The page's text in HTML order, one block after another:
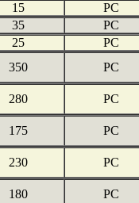
15 PC
35 PC
25 PC
350 PC
280 PC
175 PC
230 PC
180 PC